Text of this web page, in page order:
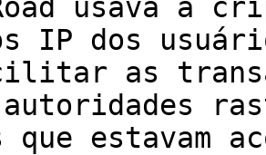
usava a
IP dos
as
estavam